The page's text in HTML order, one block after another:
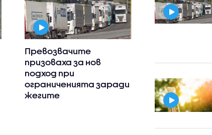
Превозвачите
призоваха за нов
подход при
ограниченията заради
жегите